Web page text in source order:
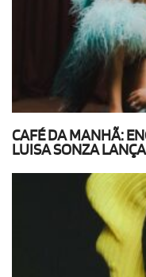
CAFÉ DA MANHÃ:
LUISA SONZA